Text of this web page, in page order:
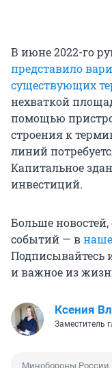
В июне 2022-го
представило
существующих
нехваткой
помощью
строения к
линий
Капитальное
инвестиций.
Больше
событий — в
Подписывайтесь
и важное из
Ксения
Заместитель
Минобороны России